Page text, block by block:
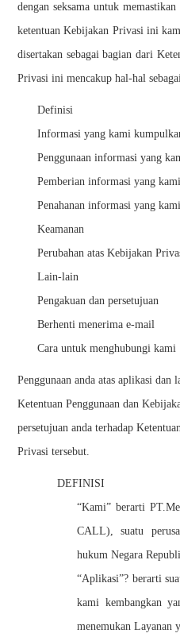
dengan seksama untuk
ketentuan Kebijakan Privasi ini
disertakan sebagai bagian dari
Privasi ini mencakup hal-hal
Definisi
Informasi yang kami
Penggunaan informasi yang
Pemberian informasi yang
Penahanan informasi yang
Keamanan
Perubahan atas Kebijakan
Lain-lain
Pengakuan dan persetujuan
Berhenti menerima e-mail
Cara untuk menghubungi kami
Penggunaan anda atas aplikasi dan
Ketentuan Penggunaan dan
persetujuan anda terhadap
Privasi tersebut.
DEFINISI
“Kami” berarti
CALL), suatu
hukum Negara
“Aplikasi”? berarti
kami kembangkan
menemukan Layanan